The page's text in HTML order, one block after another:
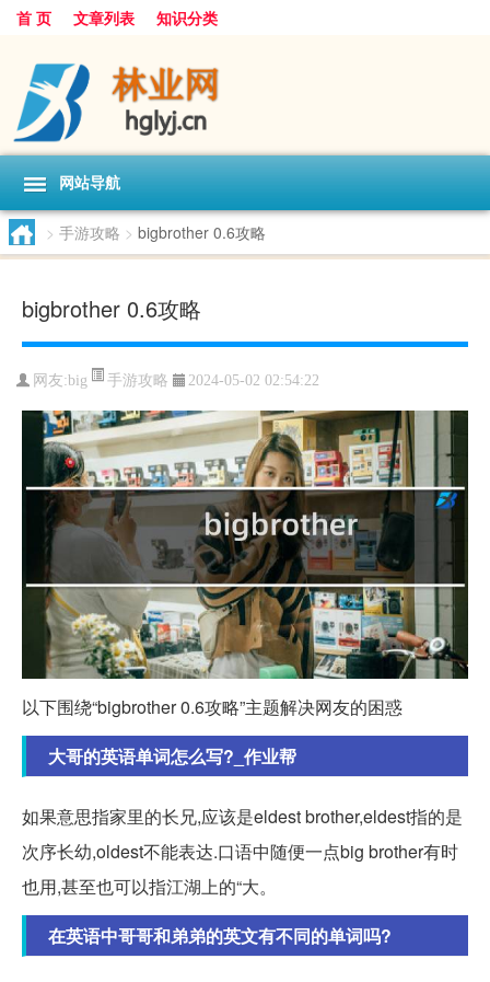
首 页 文章列表 知识分类
网站导航
> 手游攻略 > bigbrother 0.6攻略
bigbrother 0.6攻略
网友:big 手游攻略 2024-05-02 02:54:22
以下围绕“bigbrother 0.6攻略”主题解决网友的困惑
大哥的英语单词怎么写?_作业帮
如果意思指家里的长兄,应该是eldest brother,eldest指的是
次序长幼,oldest不能表达.口语中随便一点big brother有时
也用,甚至也可以指江湖上的“大。
在英语中哥哥和弟弟的英文有不同的单词吗?